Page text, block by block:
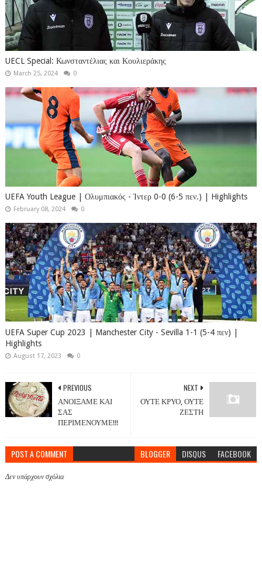
UECL Special: Κωνσταντέλιας και Κουλιεράκης
March 25, 2024 0
UEFA Youth League | Ολυμπιακός - Ίντερ 0-0 (6-5 πεν.) | Highlights
February 08, 2024 0
UEFA Super Cup 2023 | Manchester City - Sevilla 1-1 (5-4 πεν) |
Highlights
August 17, 2023 0
NEXT
ΟΥΤΕ ΚΡΥΟ, ΟΥΤΕ
ΖΕΣΤΗ
PREVIOUS
ΑΝΟΙΞΑΜΕ ΚΑΙ
ΣΑΣ
ΠΕΡΙΜΕΝΟΥΜΕ!!!
POST A COMMENT BLOGGER DISQUS FACEBOOK
Δεν υπάρχουν σχόλια